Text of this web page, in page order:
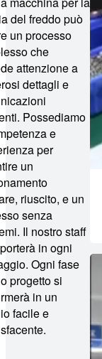
del freddo può
un processo
che
attenzione a
dettagli e
Possediamo
e
per
un
riuscito, e un
senza
Il nostro staff
in ogni
Ogni fase
progetto si
in un
facile e